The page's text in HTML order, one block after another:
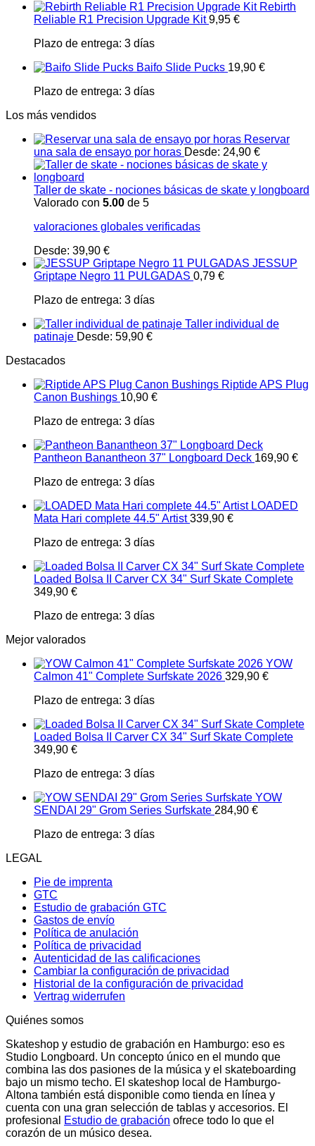
Rebirth
Reliable R1 Precision Upgrade Kit 9,95 €
Plazo de entrega: 3 días
Baifo Slide Pucks 19,90 €
Plazo de entrega: 3 días
Los más vendidos
Reservar
una sala de ensayo por horas Desde: 24,90 €
Taller de skate - nociones básicas de skate y longboard
Valorado con 5.00 de 5
valoraciones globales verificadas
Desde: 39,90 €
JESSUP
Griptape Negro 11 PULGADAS 0,79 €
Plazo de entrega: 3 días
Taller individual de
patinaje Desde: 59,90 €
Destacados
Riptide APS Plug
Canon Bushings 10,90 €
Plazo de entrega: 3 días
Pantheon Banantheon 37" Longboard Deck 169,90 €
Plazo de entrega: 3 días
LOADED
Mata Hari complete 44.5" Artist 339,90 €
Plazo de entrega: 3 días
Loaded Bolsa II Carver CX 34" Surf Skate Complete
349,90 €
Plazo de entrega: 3 días
Mejor valorados
YOW
Calmon 41" Complete Surfskate 2026 329,90 €
Plazo de entrega: 3 días
Loaded Bolsa II Carver CX 34" Surf Skate Complete
349,90 €
Plazo de entrega: 3 días
YOW
SENDAI 29" Grom Series Surfskate 284,90 €
Plazo de entrega: 3 días
LEGAL
Pie de imprenta
GTC
Estudio de grabación GTC
Gastos de envío
Política de anulación
Política de privacidad
Autenticidad de las calificaciones
Cambiar la configuración de privacidad
Historial de la configuración de privacidad
Vertrag widerrufen
Quiénes somos
Skateshop y estudio de grabación en Hamburgo: eso es
Studio Longboard. Un concepto único en el mundo que
combina las dos pasiones de la música y el skateboarding
bajo un mismo techo. El skateshop local de Hamburgo-
Altona también está disponible como tienda en línea y
cuenta con una gran selección de tablas y accesorios. El
profesional
Estudio de grabación ofrece todo lo que el
corazón de un músico desea.